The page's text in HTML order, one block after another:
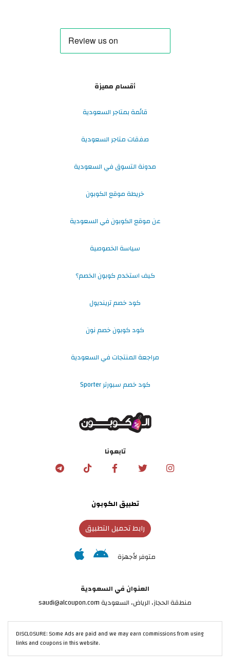
أقسام مميزة
قائمة بمتاجر السعودية
صفقات متاجر السعودية
مدونة التسوق في السعودية
خريطة موقع الكوبون
عن موقع الكوبون في السعودية
سياسة الخصوصية
كيف استخدم كوبون الخصم؟
كود خصم ترينديول
كود كوبون خصم نون
مراجعة المنتجات في السعودية
كود خصم سبورتر Sporter
تابعونا
تطبيق الكوبون
رابط تحميل التطبيق
متوفر لأجهزة
العنوان في السعودية
منطقة الحجاز، الرياض، السعودية saudi@alcoupon.com
DISCLOSURE: Some Ads are paid and we may earn commissions from using
links and coupons in this website.